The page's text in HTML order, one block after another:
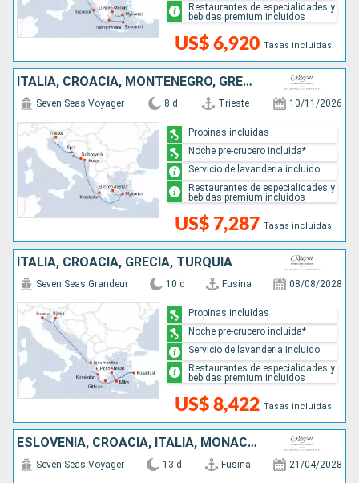
US$ 6,920 Tasas incluidas
Restaurantes de especialidades y
bebidas premium incluidos
ITALIA, CROACIA, MONTENEGRO, GRECIA
Seven Seas Voyager 8 d Trieste 10/11/2026
US$ 7,287 Tasas incluidas
Propinas incluidas
Noche pre-crucero incluida*
Servicio de lavanderia incluido
Restaurantes de especialidades y
bebidas premium incluidos
ITALIA, CROACIA, GRECIA, TURQUÍA
Seven Seas Grandeur 10 d Fusina 08/08/2028
US$ 8,422 Tasas incluidas
Propinas incluidas
Noche pre-crucero incluida*
Servicio de lavanderia incluido
Restaurantes de especialidades y
bebidas premium incluidos
ESLOVENIA, CROACIA, ITALIA, MONACO, ESPAÑA
Seven Seas Voyager 13 d Fusina 21/04/2028